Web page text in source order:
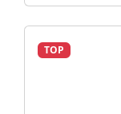
TOP